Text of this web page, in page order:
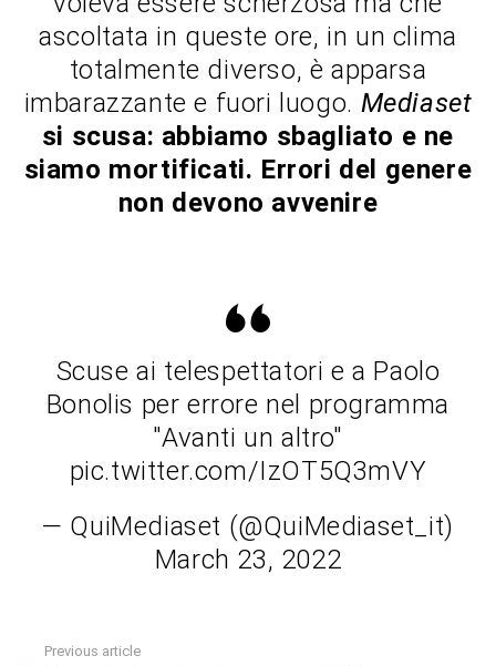
ascoltata in queste ore, in un clima
totalmente diverso, è apparsa
imbarazzante e fuori luogo. Mediaset
si scusa: abbiamo sbagliato e ne
siamo mortificati. Errori del genere
non devono avvenire
Scuse ai telespettatori e a Paolo
Bonolis per errore nel programma
"Avanti un altro"
pic.twitter.com/IzOT5Q3mVY
— QuiMediaset (@QuiMediaset_it)
March 23, 2022
Previous article